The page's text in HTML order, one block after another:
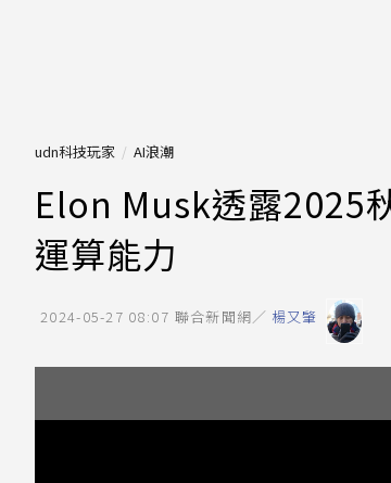
udn科技玩家 AI浪潮
Elon Musk透露2025
運算能力
2024-05-27 08:07 聯合新聞網／ 楊又肇